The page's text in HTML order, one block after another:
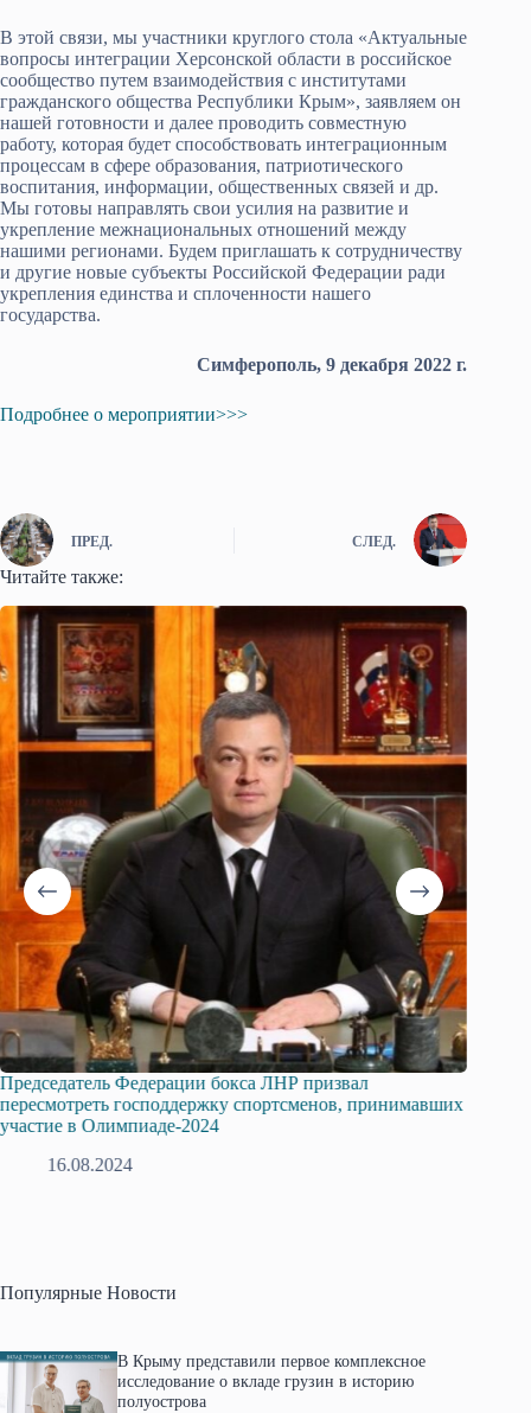
В этой связи, мы участники круглого стола «Актуальные
вопросы интеграции Херсонской области в российское
сообщество путем взаимодействия с институтами
гражданского общества Республики Крым», заявляем он
нашей готовности и далее проводить совместную
работу, которая будет способствовать интеграционным
процессам в сфере образования, патриотического
воспитания, информации, общественных связей и др.
Мы готовы направлять свои усилия на развитие и
укрепление межнациональных отношений между
нашими регионами. Будем приглашать к сотрудничеству
и другие новые субъекты Российской Федерации ради
укрепления единства и сплоченности нашего
государства.
Симферополь, 9 декабря 2022 г.
Подробнее о мероприятии>>>
ПРЕД. СЛЕД.
Читайте также:
Председатель Федерации бокса ЛНР призвал
пересмотреть господдержку спортсменов, принимавших
участие в Олимпиаде-2024
16.08.2024
Популярные Новости
В Крыму представили первое комплексное
исследование о вкладе грузин в историю
полуострова